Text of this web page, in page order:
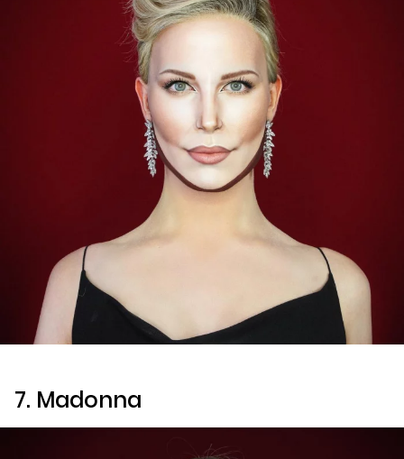
7. Madonna